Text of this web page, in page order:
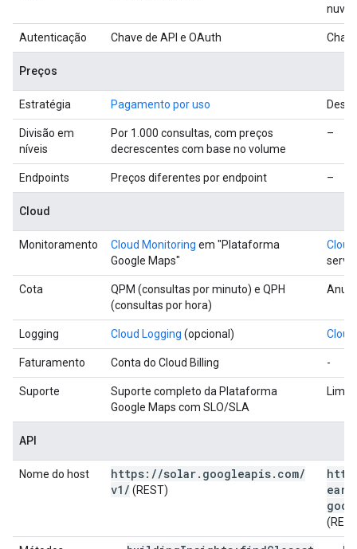
Autenticação Chave de API e OAuth
Preços
Estratégia Pagamento por uso
Divisão em
níveis
Por 1.000 consultas, com preços
decrescentes com base no volume
–
Endpoints Preços diferentes por endpoint –
Cloud
Monitoramento Cloud Monitoring em "Plataforma
Google Maps"
Cota
QPM (consultas por minuto) e QPH
(consultas por hora)
Anual
Logging Cloud Logging (opcional)
Faturamento Conta do Cloud Billing -
Suporte
Suporte completo da Plataforma
Google Maps com SLO/SLA
API
Nome do host https: //solar. googleapis. com/
v1 / (REST)